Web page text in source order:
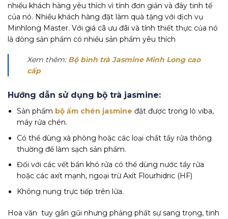
nhiều khách hàng yêu thích vì tính đơn giản và đây tinh tế
của nó. Nhiều khách hàng đặt làm quà tặng với dịch vụ
Minhlong Master. Với giá cã ưu đãi và tính thiết thực của nó
là dòng sản phẩm có nhiều sản phẩm yêu thích
Xem thêm: Bộ bình trà Jasmine Minh Long cao
cấp
Hướng dẫn sử dụng bộ trà jasmine:
Sản phẩm bộ ấm chén jasmine đặt được trong lò viba,
máy rửa chén.
Có thể dùng xà phòng hoặc các loại chất tẩy rửa thông
thường để làm sạch sản phẩm.
Đối với các vết bẩn khó rửa có thể dùng nước tẩy rửa
hoặc các axít mạnh, ngoại trừ Axít Flourhidric (HF)
Không nung trực tiếp trên lửa.
Hoa văn tuy gần gũi nhưng phảng phất sự sang trọng, tinh